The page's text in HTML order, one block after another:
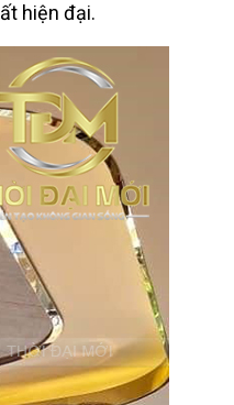
hiện đại.